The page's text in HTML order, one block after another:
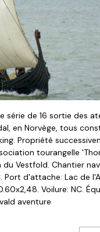
série de 16 sortie des
en Norvège, tous
Propriété
tourangelle
Vestfold. Chantier
Port d'attache: Lac de
Voilure: NC.
aventure